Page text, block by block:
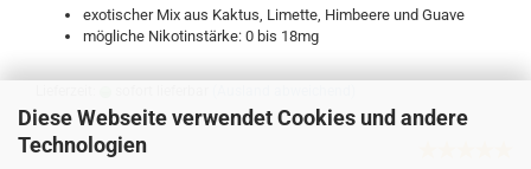
Diese Webseite verwendet Cookies und andere
Technologien
exotischer Mix aus Kaktus, Limette, Himbeere und Guave
mögliche Nikotinstärke: 0 bis 18mg